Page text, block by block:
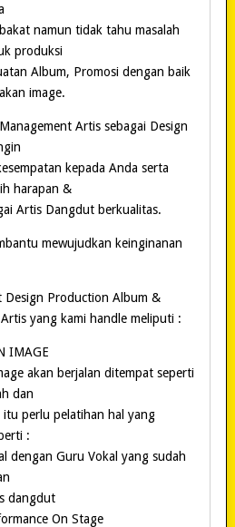
namun tidak tahu masalah
produksi
Album, Promosi dengan baik
image.
Artis sebagai Design
kepada Anda serta
harapan &
Artis Dangdut berkualitas.
mewujudkan keinginanan
Design Production Album &
yang kami handle meliputi :
IMAGE
akan berjalan ditempat seperti
dan
perlu pelatihan hal yang
:
dengan Guru Vokal yang sudah
dangdut
On Stage